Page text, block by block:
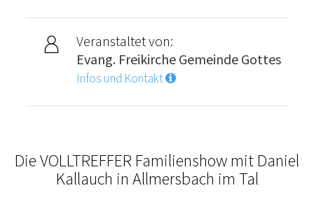
Veranstaltet von:
Evang. Freikirche Gemeinde Gottes
Infos und Kontakt
Die VOLLTREFFER Familienshow mit Daniel
Kallauch in Allmersbach im Tal